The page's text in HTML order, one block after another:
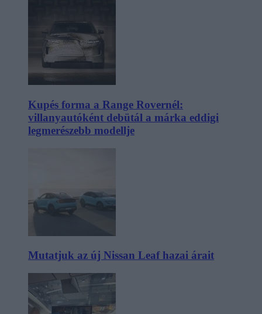
Kupés forma a Range Rovernél:
villanyautóként debütál a márka eddigi
legmerészebb modellje
Mutatjuk az új Nissan Leaf hazai árait